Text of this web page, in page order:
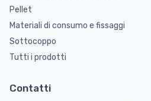
Pellet
Materiali di consumo e fissaggi
Sottocoppo
Tutti i prodotti
Contatti